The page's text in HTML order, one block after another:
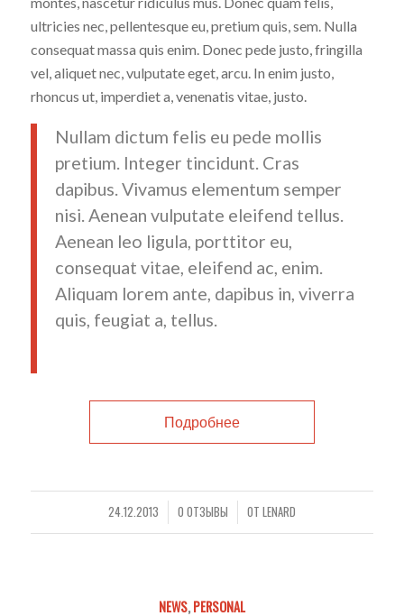
ultricies nec, pellentesque eu, pretium quis, sem. Nulla
consequat massa quis enim. Donec pede justo, fringilla
vel, aliquet nec, vulputate eget, arcu. In enim justo,
rhoncus ut, imperdiet a, venenatis vitae, justo.
Nullam dictum felis eu pede mollis
pretium. Integer tincidunt. Cras
dapibus. Vivamus elementum semper
nisi. Aenean vulputate eleifend tellus.
Aenean leo ligula, porttitor eu,
consequat vitae, eleifend ac, enim.
Aliquam lorem ante, dapibus in, viverra
quis, feugiat a, tellus.
Подробнее
24.12.2013
/ 0 ОТЗЫВЫ
/ ОТ LENARD
NEWS,PERSONAL